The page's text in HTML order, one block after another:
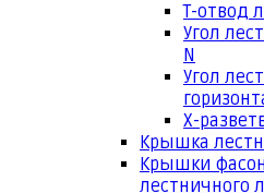
Т-отвод
Угол
N
Угол
Х-
Крышка
Крышки
лестничного